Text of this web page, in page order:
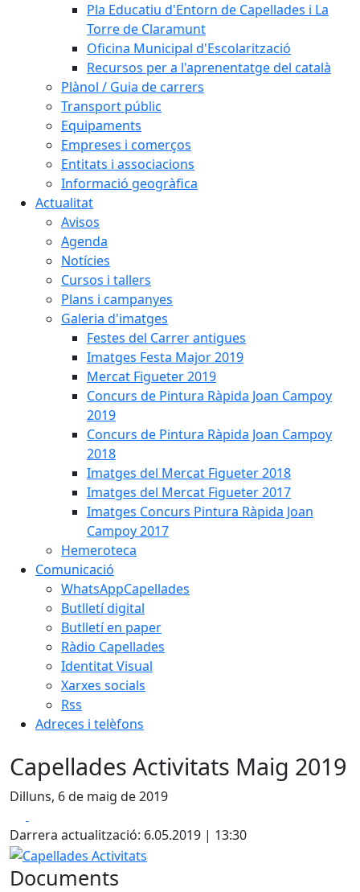
Pla Educatiu d'Entorn de Capellades i La
Torre de Claramunt
Oficina Municipal d'Escolarització
Recursos per a l'aprenentatge del català
Plànol / Guia de carrers
Transport públic
Equipaments
Empreses i comerços
Entitats i associacions
Informació geogràfica
Actualitat
Avisos
Agenda
Notícies
Cursos i tallers
Plans i campanyes
Galeria d'imatges
Festes del Carrer antigues
Imatges Festa Major 2019
Mercat Figueter 2019
Concurs de Pintura Ràpida Joan Campoy
2019
Concurs de Pintura Ràpida Joan Campoy
2018
Imatges del Mercat Figueter 2018
Imatges del Mercat Figueter 2017
Imatges Concurs Pintura Ràpida Joan
Campoy 2017
Hemeroteca
Comunicació
WhatsAppCapellades
Butlletí digital
Butlletí en paper
Ràdio Capellades
Identitat Visual
Xarxes socials
Rss
Adreces i telèfons
Capellades Activitats Maig 2019
Dilluns, 6 de maig de 2019
Darrera actualització: 6.05.2019 | 13:30
Capellades Activitats
Documents